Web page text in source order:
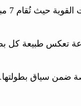
موزعة على 2 بطولات مختلفة.
تعكس طبيعة كل
ضمن سياق بطولتها.